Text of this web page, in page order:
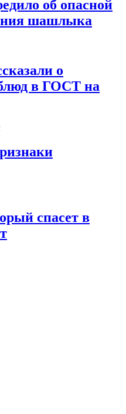
об опасной
шашлыка
о
в ГОСТ на
спасет в